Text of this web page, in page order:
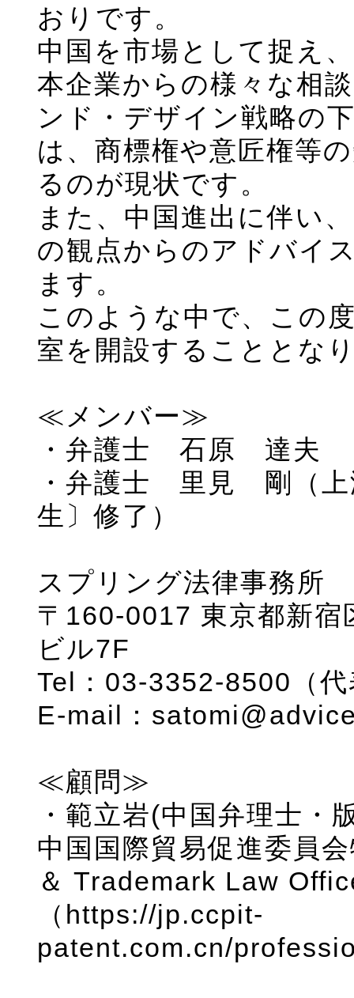
おりです。
中国を市場として捉え
本企業からの様々な相
ンド・デザイン戦略の
は、商標権や意匠権等
るのが現状です。
また、中国進出に伴い
の観点からのアドバイ
ます。
このような中で、この
室を開設することとな
≪メンバー≫
・弁護士 石原 達夫
・弁護士 里見 剛（上
生〕修了）
スプリング法律事務所
〒160-0017 東京都新
ビル7F
Tel：03-3352-8500（
E-mail：
≪顧問≫
・範立岩(中国弁理士・
中国国際貿易促進委員
＆ Trademark Law
（https://jp.ccpit-
patent.com.cn/